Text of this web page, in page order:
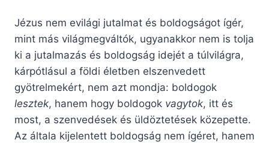
Jézus nem evilági jutalmat és boldogságot ígér,
mint más világmegváltók, ugyanakkor nem is tolja
ki a jutalmazás és boldogság idejét a túlvilágra,
kárpótlásul a földi életben elszenvedett
gyötrelmekért, nem azt mondja: boldogok
lesztek, hanem hogy boldogok vagytok, itt és
most, a szenvedések és üldöztetések közepette.
Az általa kijelentett boldogság nem ígéret, hanem